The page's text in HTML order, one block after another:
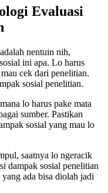
Evaluasi
nentuin nih,
ini apa. Lo harus
cek dari penelitian.
sosial penelitian.
lo harus pake mata
sumber. Pastikan
sosial yang mau lo
saatnya lo ngeracik
dampak sosial penelitian
ada bisa diolah jadi